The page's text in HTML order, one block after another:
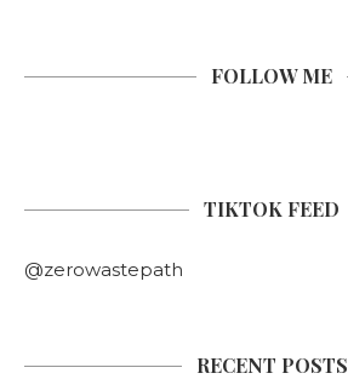
FOLLOW ME
TIKTOK FEED
@zerowastepath
RECENT POSTS